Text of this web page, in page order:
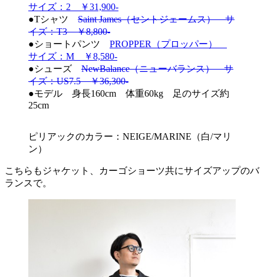
サイズ：2 ￥31,900-
●Tシャツ Saint James（セントジェームス） サ
イズ：T3 ￥8,800-
●ショートパンツ PROPPER（プロッパー）
サイズ：M ￥8,580-
●シューズ NewBalance（ニューバランス） サ
イズ：US7.5 ￥36,300-
●モデル 身長160cm 体重60kg 足のサイズ約
25cm
ピリアックのカラー：NEIGE/MARINE（白/マリ
ン）
こちらもジャケット、カーゴショーツ共にサイズアップのバ
ランスで。